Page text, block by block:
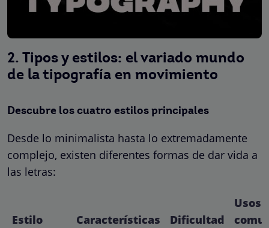
2. Tipos y estilos: el variado mundo
de la tipografía en movimiento
Descubre los cuatro estilos principales
Desde lo minimalista hasta lo extremadamente
complejo, existen diferentes formas de dar vida a
las letras:
Estilo Características Dificultad
Usos